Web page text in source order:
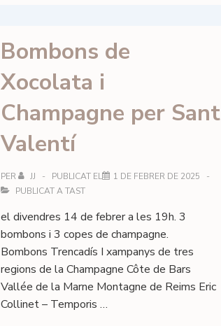
L’Antic
Magatzem
–
Domènech
Bombons de
Xocolata i
Champagne per Sant
Valentí
PER JJ PUBLICAT EL
1 DE FEBRER DE 2025
PUBLICAT ATAST
el divendres 14 de febrer a les 19h. 3
bombons i 3 copes de champagne.
Bombons Trencadís I xampanys de tres
regions de la Champagne Côte de Bars
Vallée de la Marne Montagne de Reims Eric
Collinet – Temporis …